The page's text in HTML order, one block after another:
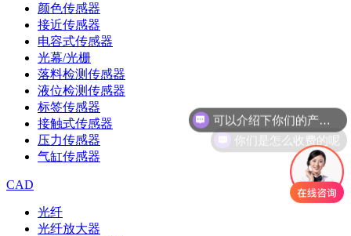
颜色传感器
接近传感器
电容式传感器
光幕/光栅
落料检测传感器
液位检测传感器
标签传感器
接触式传感器
压力传感器
气缸传感器
CAD
光纤
光纤放大器
你们是怎么收费的呢